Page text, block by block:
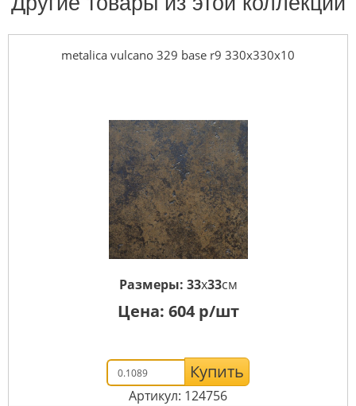
metalica vulcano 329 base r9 330x330x10
Размеры: 33x33см
Цена: 604р/шт
Купить
Артикул: 124756